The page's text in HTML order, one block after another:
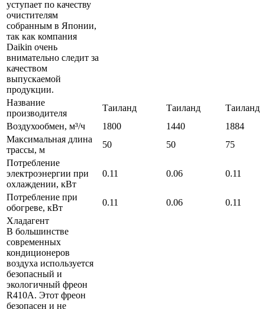
уступает по качеству
очистителям
собранным в Японии,
так как компания
Daikin очень
внимательно следит за
качеством
выпускаемой
продукции.
Название
производителя
Таиланд Таиланд
Таиланд
Воздухообмен, м³/ч
1800 1440
1884
Максимальная длина
трассы, м
50 50
75
Потребление
электроэнергии при
охлаждении, кВт
0.11 0.06 0.11
Потребление при
обогреве, кВт
0.11 0.06
0.11
Хладагент
В большинстве
современных
кондиционеров
воздуха используется
безопасный и
экологичный фреон
R410A. Этот фреон
безопасен и не